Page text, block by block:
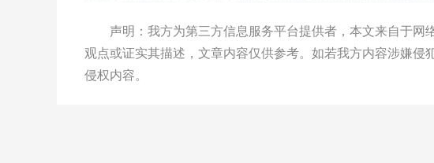
声明：我方为第三方信息服务平台提供者，本文来自于网
观点或证实其描述，文章内容仅供参考。如若我方内容涉嫌
侵权内容。